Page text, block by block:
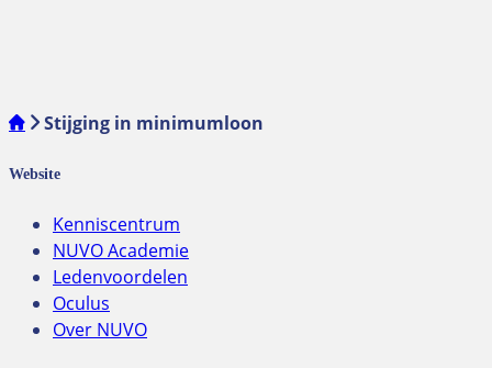
Stijging in minimumloon
Website
Kenniscentrum
NUVO Academie
Ledenvoordelen
Oculus
Over NUVO